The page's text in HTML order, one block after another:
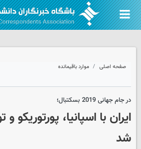
صفحه اصلی موارد باقیمانده
در جام جهانی 2019 بسکتبال؛
ایران با اسپانیا،
شد